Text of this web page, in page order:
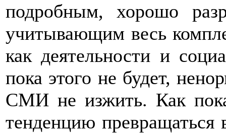
подробным, хорошо
учитывающим весь
как деятельности и
пока этого не будет,
СМИ не изжить. Как
тенденцию